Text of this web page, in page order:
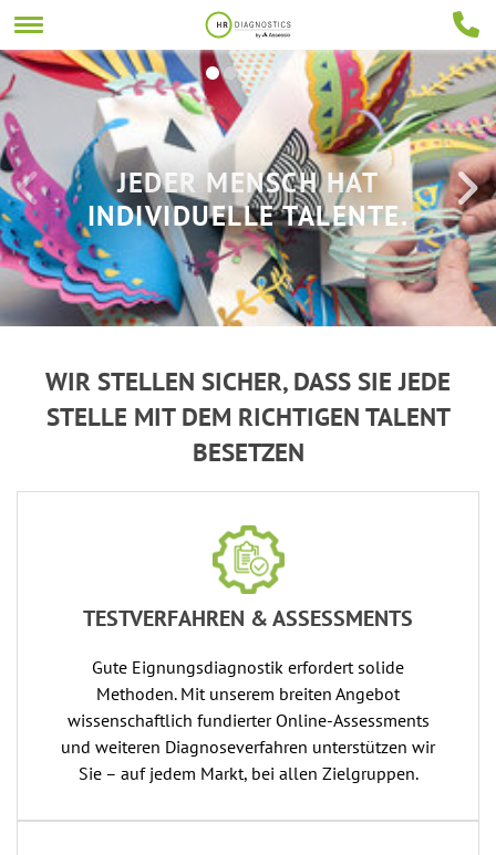
JEDER MENSCH HAT
INDIVIDUELLE TALENTE.
WIR STELLEN SICHER, DASS SIEJEDE
STELLE MIT DEM RICHTIGEN TALENT
BESETZEN
TESTVERFAHREN & ASSESSMENTS
Gute Eignungsdiagnostik erfordert solide
Methoden. Mit unserem breiten Angebot
wissenschaftlich fundierter Online-Assessments
und weiteren Diagnoseverfahren unterstützen wir
Sie – auf jedem Markt, bei allen Zielgruppen.